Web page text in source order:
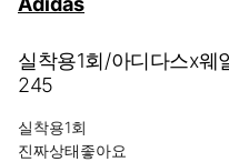
실착용1회/아디다스x웨
245
실착용1회
진짜상태좋아요